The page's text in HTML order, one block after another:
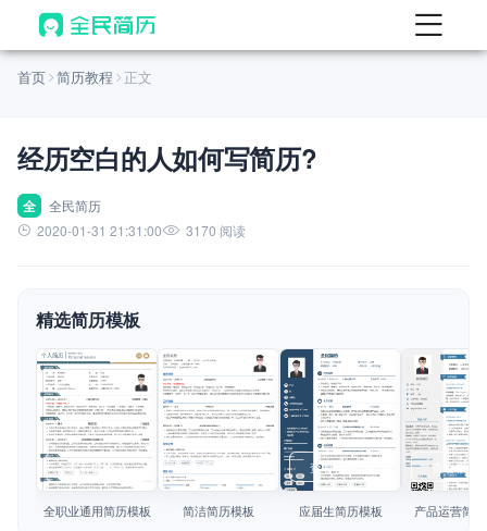
首页
AI 生成简历
AI 优化简历
AI 翻译简历
AI 模拟面试
面试自我介绍
AI 职场工具 New
简历模板
简历教程
首页 简历教程 正文
经历空白的人如何写简历?
全
全民简历
2020-01-31 21:31:00
3170 阅读
精选简历模板
查看模板
全职业通用简历模板
查看模板
简洁简历模板
查看模板
应届生简历模板
查看模板
产品运营简